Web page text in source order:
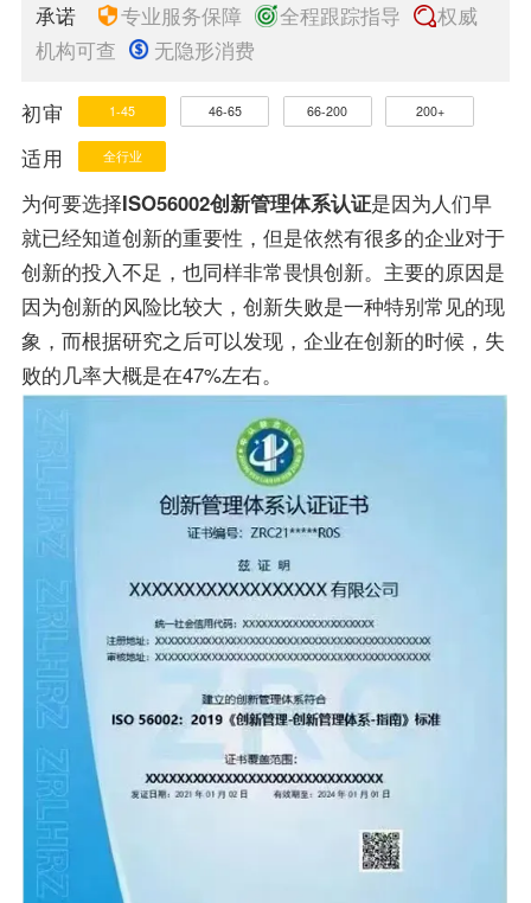
承诺
专业服务保障 全程跟踪指导
权威
机构可查
无隐形消费
初审 1-45 46-65 66-200 200+
适用 全行业
为何要选择ISO56002创新管理体系认证是因为人们早
就已经知道创新的重要性，但是依然有很多的企业对于
创新的投入不足，也同样非常畏惧创新。主要的原因是
因为创新的风险比较大，创新失败是一种特别常见的现
象，而根据研究之后可以发现，企业在创新的时候，失
败的几率大概是在47%左右。